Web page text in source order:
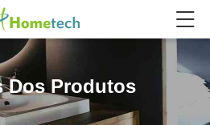
Dos Produtos